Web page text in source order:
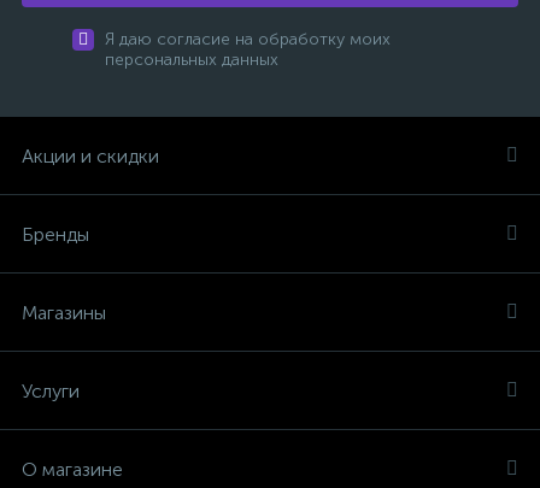
Я даю согласие на обработку моих
персональных данных
Акции и скидки
Бренды
Магазины
Услуги
О магазине